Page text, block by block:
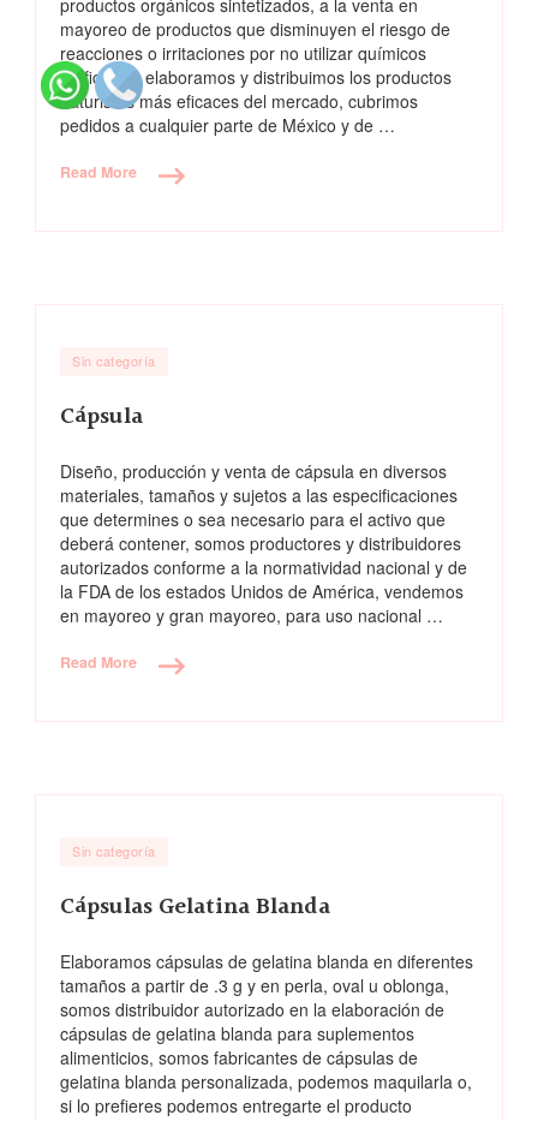
productos orgánicos sintetizados, a la venta en
mayoreo de productos que disminuyen el riesgo de
reacciones o irritaciones por no utilizar químicos
artificiales, elaboramos y distribuimos los productos
naturistas más eficaces del mercado, cubrimos
pedidos a cualquier parte de México y de …
Read More
Sin categoría
Cápsula
Diseño, producción y venta de cápsula en diversos
materiales, tamaños y sujetos a las especificaciones
que determines o sea necesario para el activo que
deberá contener, somos productores y distribuidores
autorizados conforme a la normatividad nacional y de
la FDA de los estados Unidos de América, vendemos
en mayoreo y gran mayoreo, para uso nacional …
Read More
Sin categoría
Cápsulas Gelatina Blanda
Elaboramos cápsulas de gelatina blanda en diferentes
tamaños a partir de .3 g y en perla, oval u oblonga,
somos distribuidor autorizado en la elaboración de
cápsulas de gelatina blanda para suplementos
alimenticios, somos fabricantes de cápsulas de
gelatina blanda personalizada, podemos maquilarla o,
si lo prefieres podemos entregarte el producto